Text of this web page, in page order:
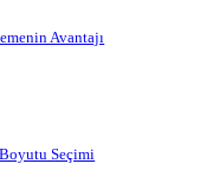
Avantajı
Seçimi